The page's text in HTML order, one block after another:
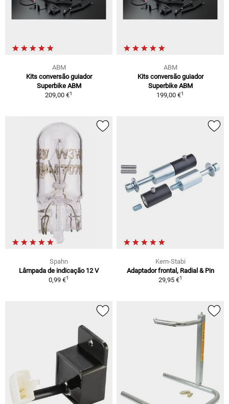
ABM
Kits conversão guiador
Superbike ABM
209,00 €1
ABM
Kits conversão guiador
Superbike ABM
199,00 €1
Spahn
Lâmpada de indicação 12 V
0,99 €1
Kern-Stabi
Adaptador frontal, Radial & Pin
29,95 €1